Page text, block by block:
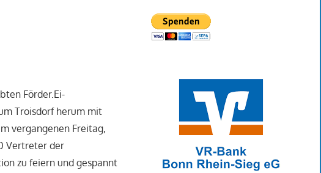
Förder.Ei-
Troisdorf herum mit
vergangenen Freitag,
Vertreter der
zu feiern und gespannt